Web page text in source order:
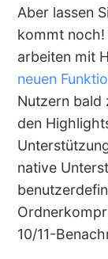
Aber lassen
kommt
arbeiten mit
neuen
Nutzern bald
den
native
10/11-